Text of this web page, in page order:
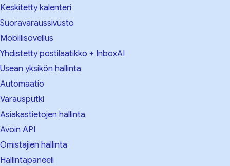
Keskitetty kalenteri
Suoravaraussivusto
Mobiilisovellus
Yhdistetty postilaatikko + InboxAI
Usean yksikön hallinta
Automaatio
Varausputki
Asiakastietojen hallinta
Avoin API
Omistajien hallinta
Hallintapaneeli